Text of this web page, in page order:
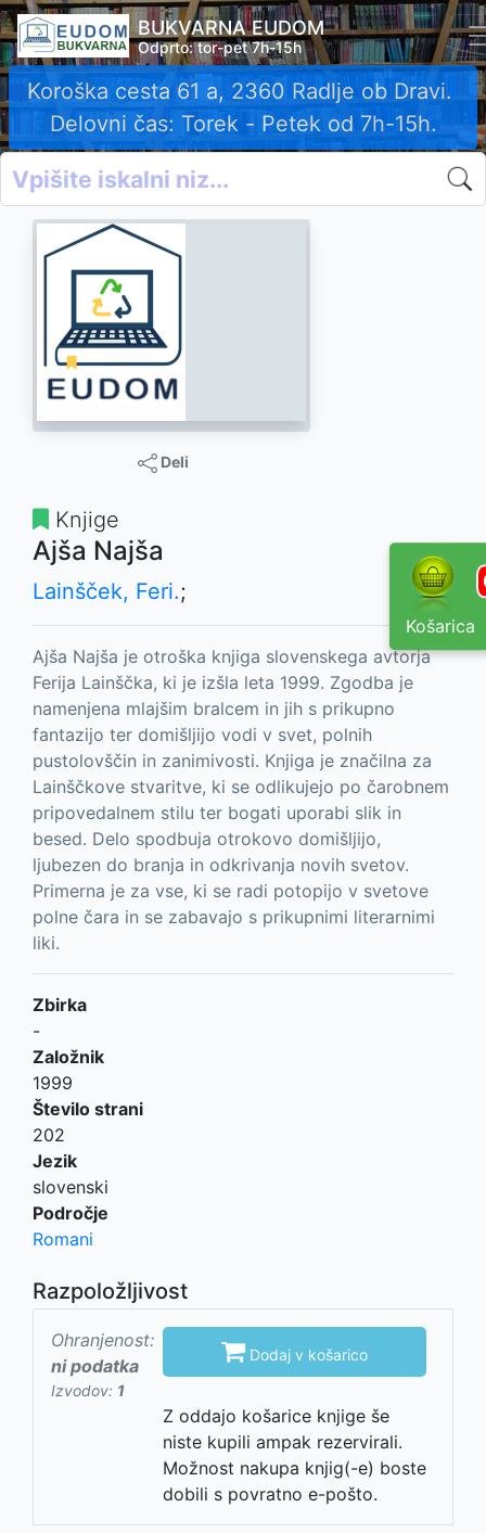
BUKVARNA EUDOM
Odprto: tor-pet 7h-15h
Koroška cesta 61 a, 2360 Radlje ob Dravi.
Delovni čas: Torek - Petek od 7h-15h.
Košarica
Deli
Knjige
Ajša Najša
Lainšček, Feri.;
Ajša Najša je otroška knjiga slovenskega avtorja
Ferija Lainščka, ki je izšla leta 1999. Zgodba je
namenjena mlajšim bralcem in jih s prikupno
fantazijo ter domišljijo vodi v svet, polnih
pustolovščin in zanimivosti. Knjiga je značilna za
Lainščkove stvaritve, ki se odlikujejo po čarobnem
pripovedalnem stilu ter bogati uporabi slik in
besed. Delo spodbuja otrokovo domišljijo,
ljubezen do branja in odkrivanja novih svetov.
Primerna je za vse, ki se radi potopijo v svetove
polne čara in se zabavajo s prikupnimi literarnimi
liki.
Zbirka
-
Založnik
1999
Število strani
202
Jezik
slovenski
Področje
Romani
Razpoložljivost
Ohranjenost:
ni podatka
Izvodov: 1
 Dodaj v košarico
Z oddajo košarice knjige še
niste kupili ampak rezervirali.
Možnost nakupa knjig(-e) boste
dobili s povratno e-pošto.